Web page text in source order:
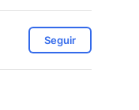
Seguir